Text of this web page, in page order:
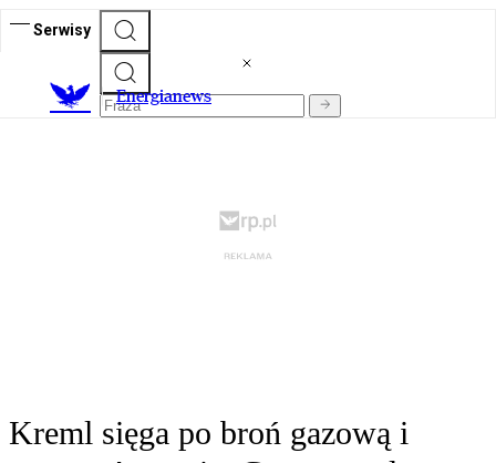
Serwisy
Energianews
Kreml sięga po broń gazową i